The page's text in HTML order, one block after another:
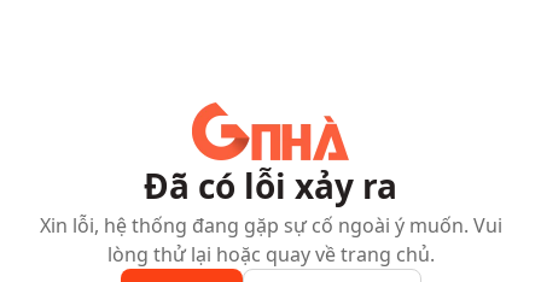
Đã có lỗi xảy ra
Xin lỗi, hệ thống đang gặp sự cố ngoài ý muốn. Vui
lòng thử lại hoặc quay về trang chủ.